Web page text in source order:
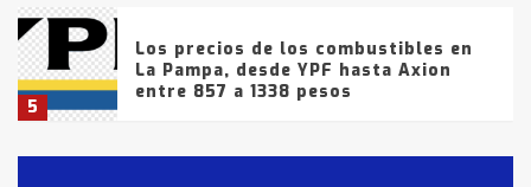
5
Los precios de los combustibles en
La Pampa, desde YPF hasta Axion
entre 857 a 1338 pesos